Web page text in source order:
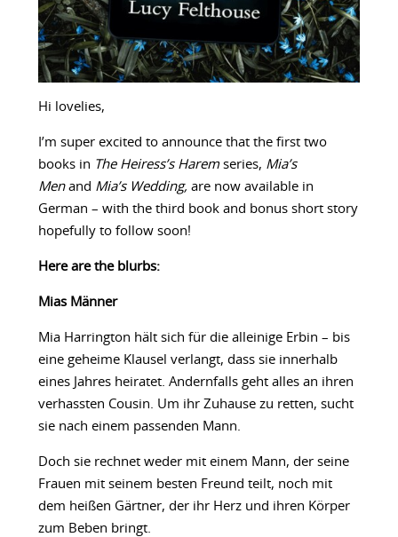
Hi lovelies,
I’m super excited to announce that the first two
books in The Heiress’s Harem series, Mia’s
Men and Mia’s Wedding, are now available in
German – with the third book and bonus short story
hopefully to follow soon!
Here are the blurbs:
Mias Männer
Mia Harrington hält sich für die alleinige Erbin – bis
eine geheime Klausel verlangt, dass sie innerhalb
eines Jahres heiratet. Andernfalls geht alles an ihren
verhassten Cousin. Um ihr Zuhause zu retten, sucht
sie nach einem passenden Mann.
Doch sie rechnet weder mit einem Mann, der seine
Frauen mit seinem besten Freund teilt, noch mit
dem heißen Gärtner, der ihr Herz und ihren Körper
zum Beben bringt.